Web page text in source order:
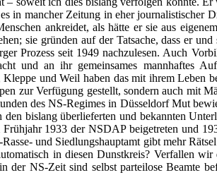
in mancher Zeitung in eher
ankreidet, als hätte er sie aus
sie gründen auf der Tatsache, dass er
Prozess seit 1949 nachzulesen. Auch
und an ihr gemeinsames mannhaftes
und Weil haben das mit ihrem Leben
zur Verfügung gestellt, sondern auch
des NS-Regimes in Düsseldorf Mut
bislang überlieferten und bekannten
1933 der NSDAP beigetreten und
und Siedlungshauptamt gibt mehr
in diesen Dunstkreis? Verfallen
der NS-Zeit sind selbst parteilose Beamte